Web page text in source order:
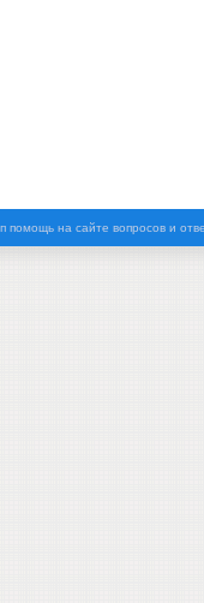
помощь на сайте вопросов и